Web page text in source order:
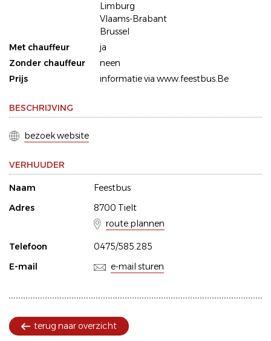
Limburg
Vlaams-Brabant
Brussel
Met chauffeur
ja
Zonder chauffeur
neen
Prijs
informatie via www.feestbus.Be
BESCHRIJVING
bezoek website
VERHUUDER
Naam
Feestbus
Adres
8700 Tielt
route plannen
Telefoon
0475/585.285
E-mail
e-mail sturen
terug naar overzicht